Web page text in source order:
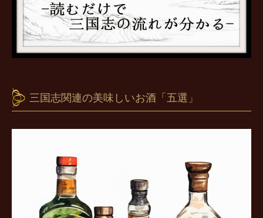
三国志関連の美味しいお酒「五選」